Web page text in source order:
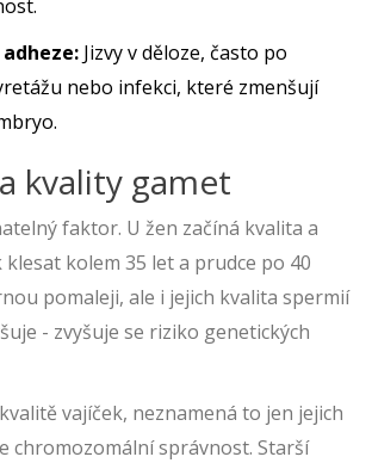
Jizvy v děloze, často po
nebo infekci, které zmenšují
kvality gamet
faktor. U žen začíná kvalita a
kolem 35 let a prudce po 40
pomaleji, ale i jejich kvalita spermií
- zvyšuje se riziko genetických
vajíček, neznamená to jen jejich
chromozomální správnost. Starší